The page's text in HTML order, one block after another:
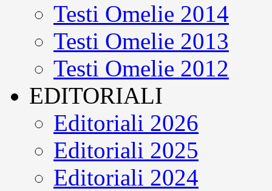
Testi Omelie 2014
Testi Omelie 2013
Testi Omelie 2012
EDITORIALI
Editoriali 2026
Editoriali 2025
Editoriali 2024